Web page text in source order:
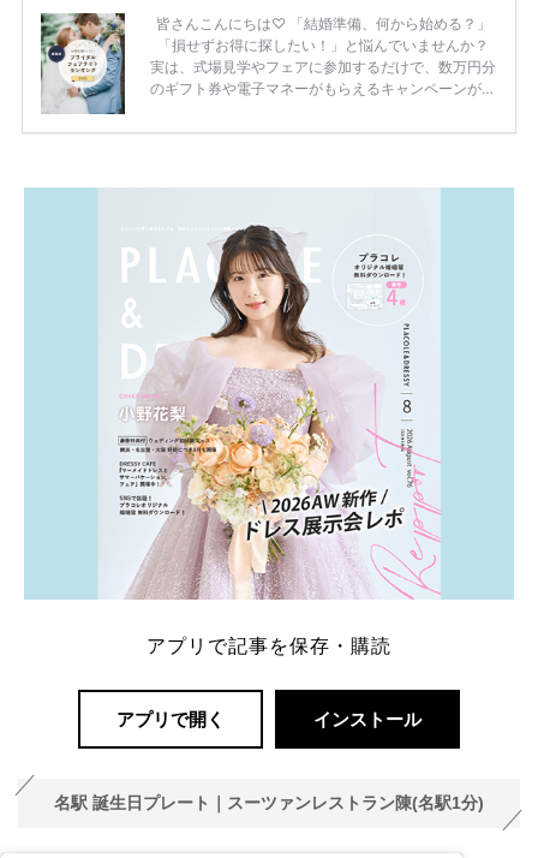
皆さんこんにちは♡ 「結婚準備、何から始める？」
「損せずお得に探したい！」と悩んでいませんか？
実は、式場見学やフェアに参加するだけで、数万円分
のギフト券や電子マネーがもらえるキャンペーンがあ
ため、比較せずに選ぶと損をしてしまうことも……。
一番お得？」「プラコレの特典は？」といった疑問も
解決します。 まずは診断で候補を絞れる「ウェディ
ング診断」か、体験型 […]続きを読む
アプリで記事を保存・購読
アプリで開く インストール
名駅 誕生日プレート｜スーツァンレストラン陳(名駅1分)